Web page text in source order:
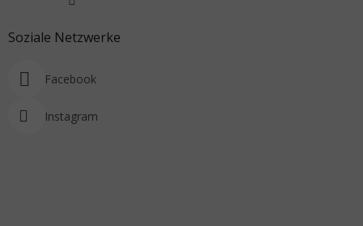
Soziale Netzwerke
Facebook
Instagram